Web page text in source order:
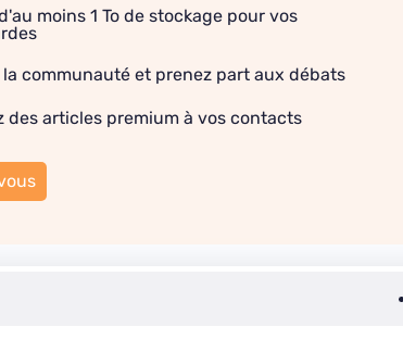
moins 1 To de stockage pour vos
communauté et prenez part aux débats
des articles premium à vos contacts